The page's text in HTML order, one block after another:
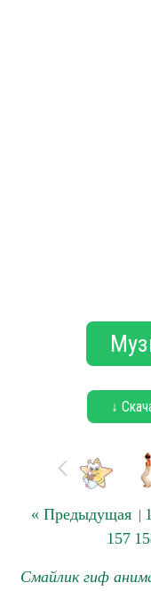
↓
« Предыдущая|
157
Смайлик гиф